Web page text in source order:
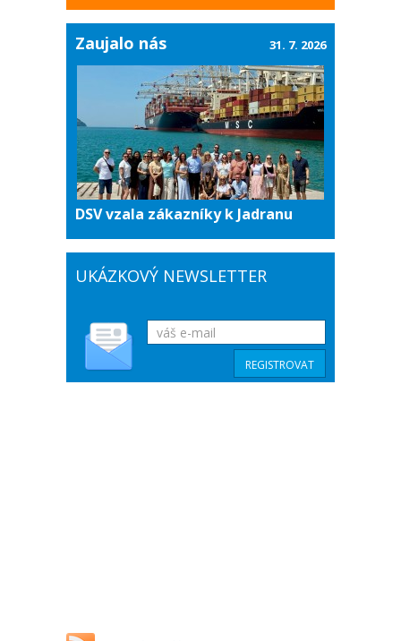
Zaujalo nás
DSV vzala zákazníky k Jadranu
31. 7. 2026
UKÁZKOVÝ NEWSLETTER